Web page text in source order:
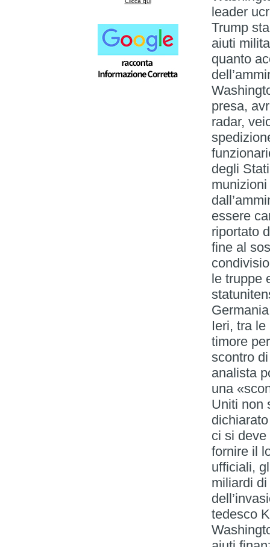
leader
Trump
aiuti
quanto
presa,
radar,
degli
essere
riportato
fine al
le truppe
Ieri, tra
timore
scontro
analista
una
Uniti non
ci si
fornire il
ufficiali,
miliardi
tedesco